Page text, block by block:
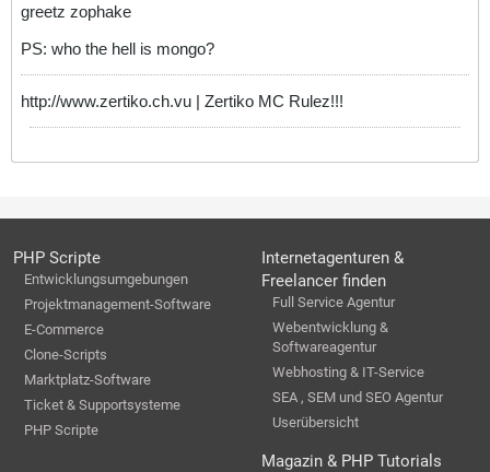
greetz zophake
PS: who the hell is mongo?
http://www.zertiko.ch.vu | Zertiko MC Rulez!!!
PHP Scripte
Entwicklungsumgebungen
Projektmanagement-Software
E-Commerce
Clone-Scripts
Marktplatz-Software
Ticket & Supportsysteme
PHP Scripte
Internetagenturen &
Freelancer finden
Full Service Agentur
Webentwicklung &
Softwareagentur
Webhosting & IT-Service
SEA , SEM und SEO Agentur
Userübersicht
Magazin & PHP Tutorials